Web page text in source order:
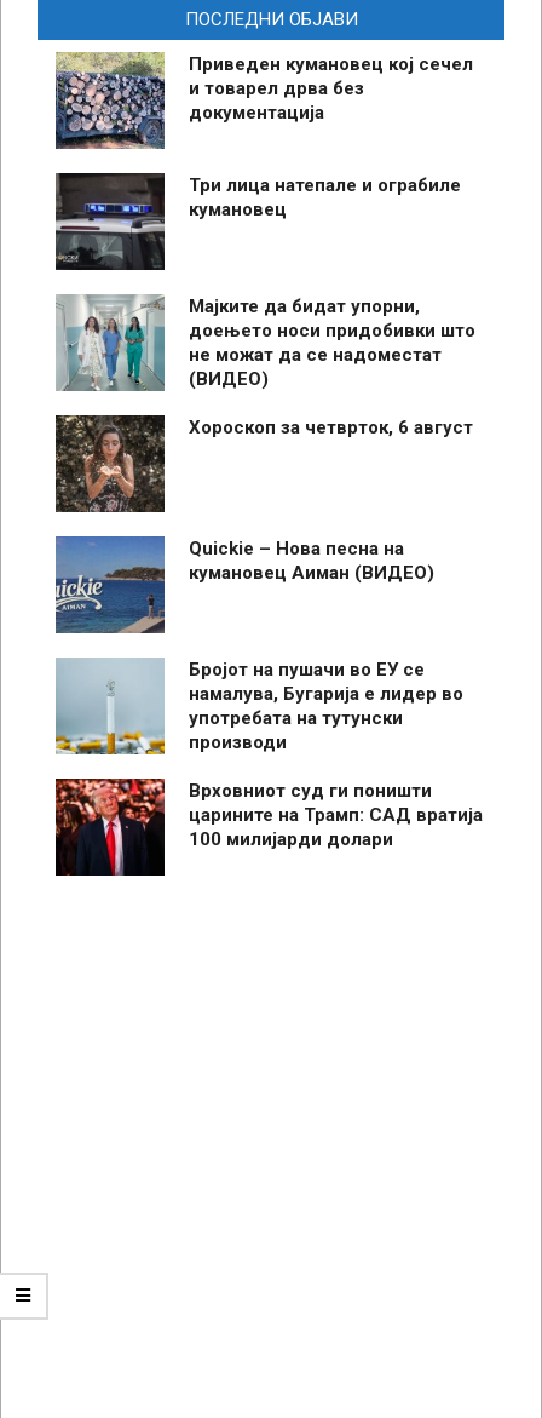
ПОСЛЕДНИ ОБЈАВИ
Приведен кумановец кој сечел
и товарел дрва без
документација
Три лица натепале и ограбиле
кумановец
Мајките да бидат упорни,
доењето носи придобивки што
не можат да се надоместат
(ВИДЕО)
Хороскоп за четврток, 6 август
Quickie – Нова песна на
кумановец Аиман (ВИДЕО)
Бројот на пушачи во ЕУ се
намалува, Бугарија е лидер во
употребата на тутунски
производи
Врховниот суд ги поништи
царините на Трамп: САД вратија
100 милијарди долари